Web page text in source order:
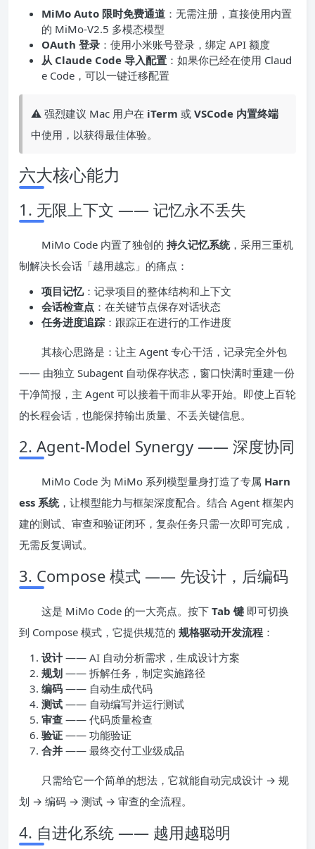
MiMo Auto 限时免费通道 ：无需注册，直接使用内置
的 MiMo-V2.5 多模态模型
OAuth 登录 ：使用小米账号登录，绑定 API 额度
从 Claude Code 导入配置 ：如果你已经在使用 Claud
e Code，可以一键迁移配置
⚠️ 强烈建议 Mac 用户在 iTerm 或 VSCode 内置终端
中使用，以获得最佳体验。
六大核心能力
1. 无限上下文 —— 记忆永不丢失
MiMo Code 内置了独创的 持久记忆系统，采用三重机
制解决长会话「越用越忘」的痛点：
项目记忆：记录项目的整体结构和上下文
会话检查点 ：在关键节点保存对话状态
任务进度追踪 ：跟踪正在进行的工作进度
其核心思路是：让主 Agent 专心干活，记录完全外包
—— 由独立 Subagent 自动保存状态，窗口快满时重建一份
干净简报，主 Agent 可以接着干而非从零开始。即使上百轮
的长程会话，也能保持输出质量、不丢关键信息。
2. Agent-Model Synergy —— 深度协同
MiMo Code 为 MiMo 系列模型量身打造了专属 Harn
ess 系统，让模型能力与框架深度配合。结合 Agent 框架内
建的测试、审查和验证闭环，复杂任务只需一次即可完成，
无需反复调试。
3. Compose 模式 —— 先设计，后编码
这是 MiMo Code 的一大亮点。按下 Tab 键 即可切换
到 Compose 模式，它提供规范的 规格驱动开发流程 ：
设计—— AI 自动分析需求，生成设计方案
规划 —— 拆解任务，制定实施路径
编码 —— 自动生成代码
测试 —— 自动编写并运行测试
审查 —— 代码质量检查
验证 —— 功能验证
合并 —— 最终交付工业级成品
只需给它一个简单的想法，它就能自动完成设计 → 规
划 → 编码 → 测试 → 审查的全流程。
4. 自进化系统 —— 越用越聪明